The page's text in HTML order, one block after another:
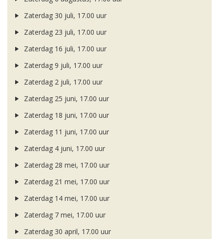
Zaterdag 30 juli, 17.00 uur
Zaterdag 23 juli, 17.00 uur
Zaterdag 16 juli, 17.00 uur
Zaterdag 9 juli, 17.00 uur
Zaterdag 2 juli, 17.00 uur
Zaterdag 25 juni, 17.00 uur
Zaterdag 18 juni, 17.00 uur
Zaterdag 11 juni, 17.00 uur
Zaterdag 4 juni, 17.00 uur
Zaterdag 28 mei, 17.00 uur
Zaterdag 21 mei, 17.00 uur
Zaterdag 14 mei, 17.00 uur
Zaterdag 7 mei, 17.00 uur
Zaterdag 30 april, 17.00 uur